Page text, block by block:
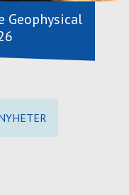
Geophysical